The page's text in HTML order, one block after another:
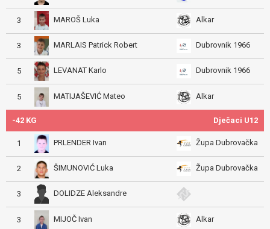
3 MAROŠ Luka Alkar
3 MARLAIS Patrick Robert Dubrovnik 1966
5 LEVANAT Karlo Dubrovnik 1966
5 MATIJAŠEVIĆ Mateo Alkar
-42 KG Dječaci U12
1 PRLENDER Ivan Župa Dubrovačka
2 ŠIMUNOVIĆ Luka Župa Dubrovačka
3 DOLIDZE Aleksandre
3 MIJOČ Ivan Alkar